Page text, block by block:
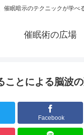
催眠暗示のテクニックが学べ
催眠術の広場
ことによる脳波の
Facebook